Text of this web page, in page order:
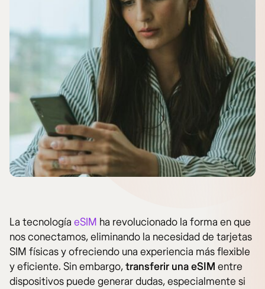
La tecnología eSIM ha revolucionado la forma en que
nos conectamos, eliminando la necesidad de tarjetas
SIM físicas y ofreciendo una experiencia más flexible
y eficiente. Sin embargo,transferir una eSIM entre
dispositivos puede generar dudas, especialmente si